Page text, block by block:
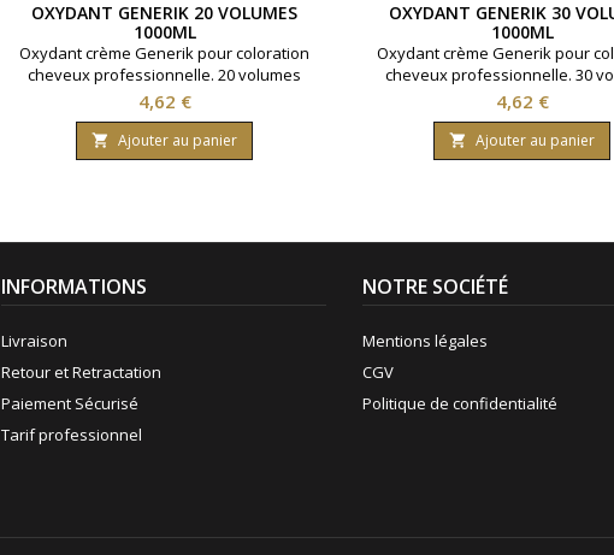
OXYDANT GENERIK 20 VOLUMES
1000ML
Oxydant crème Generik pour coloration
cheveux professionnelle. 20 volumes
contenant 6% d'eau oxygénée. Formule
avec une enrichissement en huile
protectrice reine des près ( limnanthes
alba ).Bouteille contenant 1000 ml.
Prix
4,62 €
 Ajouter au panier
OXYDANT GENERIK 30
1000ML
Oxydant crème Generik pour
cheveux professionnelle. 30
contenant 9% d'eau oxygénée.
avec une enrichissement en
protectrice reine des près (
alba ).Bouteille contenant
Prix
4,62 €
 Ajouter au panier
INFORMATIONS
Livraison
Retour et Retractation
Paiement Sécurisé
Tarif professionnel
NOTRE SOCIÉTÉ
Mentions légales
CGV
Politique de confidentialité